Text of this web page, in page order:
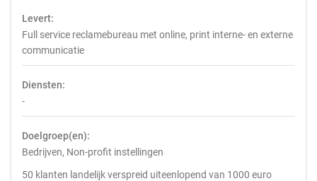
Levert:
Full service reclamebureau met online, print interne- en externe
communicatie
Diensten:
-
Doelgroep(en):
Bedrijven, Non-profit instellingen
50 klanten landelijk verspreid uiteenlopend van 1000 euro